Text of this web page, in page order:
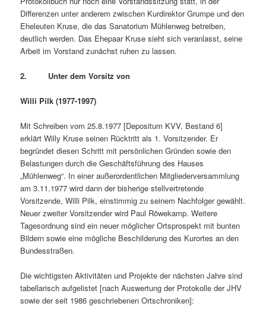
Differenzen unter anderem zwischen Kurdirektor Grumpe und den
Eheleuten Kruse, die das Sanatorium Mühlenweg betreiben,
deutlich werden. Das Ehepaar Kruse sieht sich veranlasst, seine
Arbeit im Vorstand zunächst ruhen zu lassen.
2. Unter dem Vorsitz von
Willi Pilk (1977-1997)
Mit Schreiben vom 25.8.1977 [Depositum KVV, Bestand 6]
erklärt Willy Kruse seinen Rücktritt als 1. Vorsitzender. Er
begründet diesen Schritt mit persönlichen Gründen sowie den
Belastungen durch die Geschäftsführung des Hauses
„Mühlenweg“. In einer außerordentlichen Mitgliederversammlung
am 3.11.1977 wird dann der bisherige stellvertretende
Vorsitzende, Willi Pilk, einstimmig zu seinem Nachfolger gewählt.
Neuer zweiter Vorsitzender wird Paul Röwekamp. Weitere
Tagesordnung sind ein neuer möglicher Ortsprospekt mit bunten
Bildern sowie eine mögliche Beschilderung des Kurortes an den
Bundesstraßen.
Die wichtigsten Aktivitäten und Projekte der nächsten Jahre sind
tabellarisch aufgelistet [nach Auswertung der Protokolle der JHV
sowie der seit 1986 geschriebenen Ortschroniken]: